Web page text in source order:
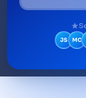
pesquisa,
legais deJS MC